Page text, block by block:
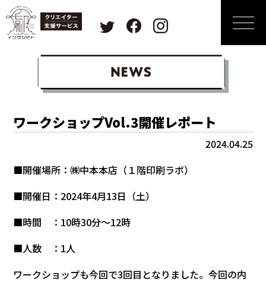
ワークショップVol.3開催レポート
2024.04.25
■開催場所：㈱中本本店（１階印刷ラボ）
■開催日：2024年4月13日（土）
■時間 ：10時30分～12時
■人数 ：1人
ワークショップも今回で3回目となりました。今回の内